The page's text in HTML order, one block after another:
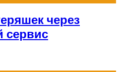
через
сервис